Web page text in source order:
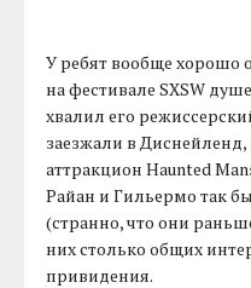
У ребят вообще хорошо
на фестивале SXSW
хвалил его
заезжали в Диснейленд,
аттракцион Haunted
Райан и Гильермо так
(странно, что они
них столько общих
привидения.